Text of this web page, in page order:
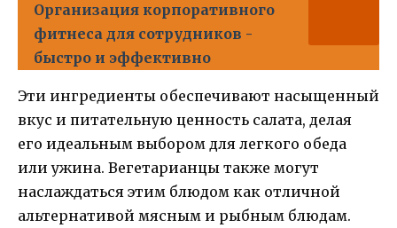
Организация корпоративного
фитнеса для сотрудников -
быстро и эффективно
Эти ингредиенты обеспечивают насыщенный
вкус и питательную ценность салата, делая
его идеальным выбором для легкого обеда
или ужина. Вегетарианцы также могут
наслаждаться этим блюдом как отличной
альтернативой мясным и рыбным блюдам.